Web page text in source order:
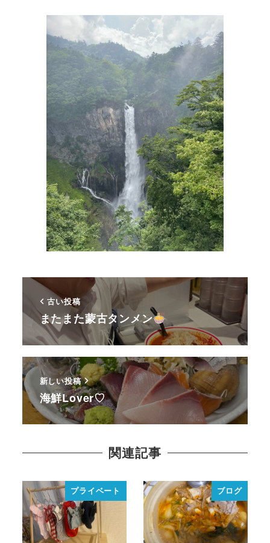
古い投稿
またまた蒙古タンメン
新しい投稿
海鮮Lover♡
関連記事
プライベート ブログ